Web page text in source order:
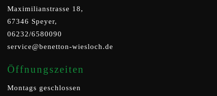
Maximilianstrasse 18,
67346 Speyer,
06232/6580090
service@benetton-wiesloch.de
Öffnungszeiten
Montags geschlossen